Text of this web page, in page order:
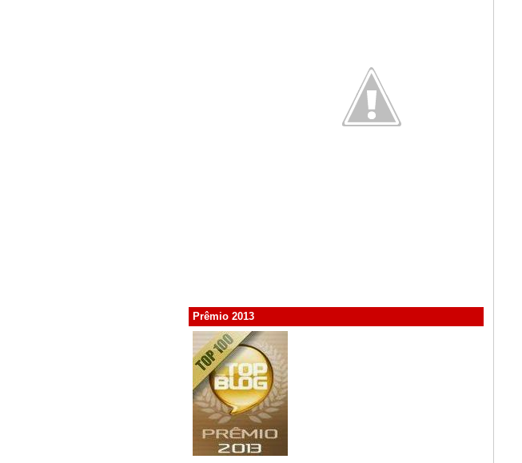
Prêmio 2013